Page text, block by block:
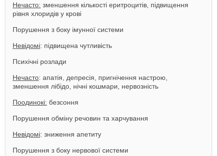
Нечасто: зменшення кількості еритроцитів, підвищення
рівня хлоридів у крові
Порушення з боку імунної системи
Невідомі: підвищена чутливість
Психічні розлади
Нечасто: апатія, депресія, пригнічення настрою,
зменшення лібідо, нічні кошмари, нервозність
Поодинокі: безсоння
Порушення обміну речовин та харчування
Невідомі: зниження апетиту
Порушення з боку нервової системи